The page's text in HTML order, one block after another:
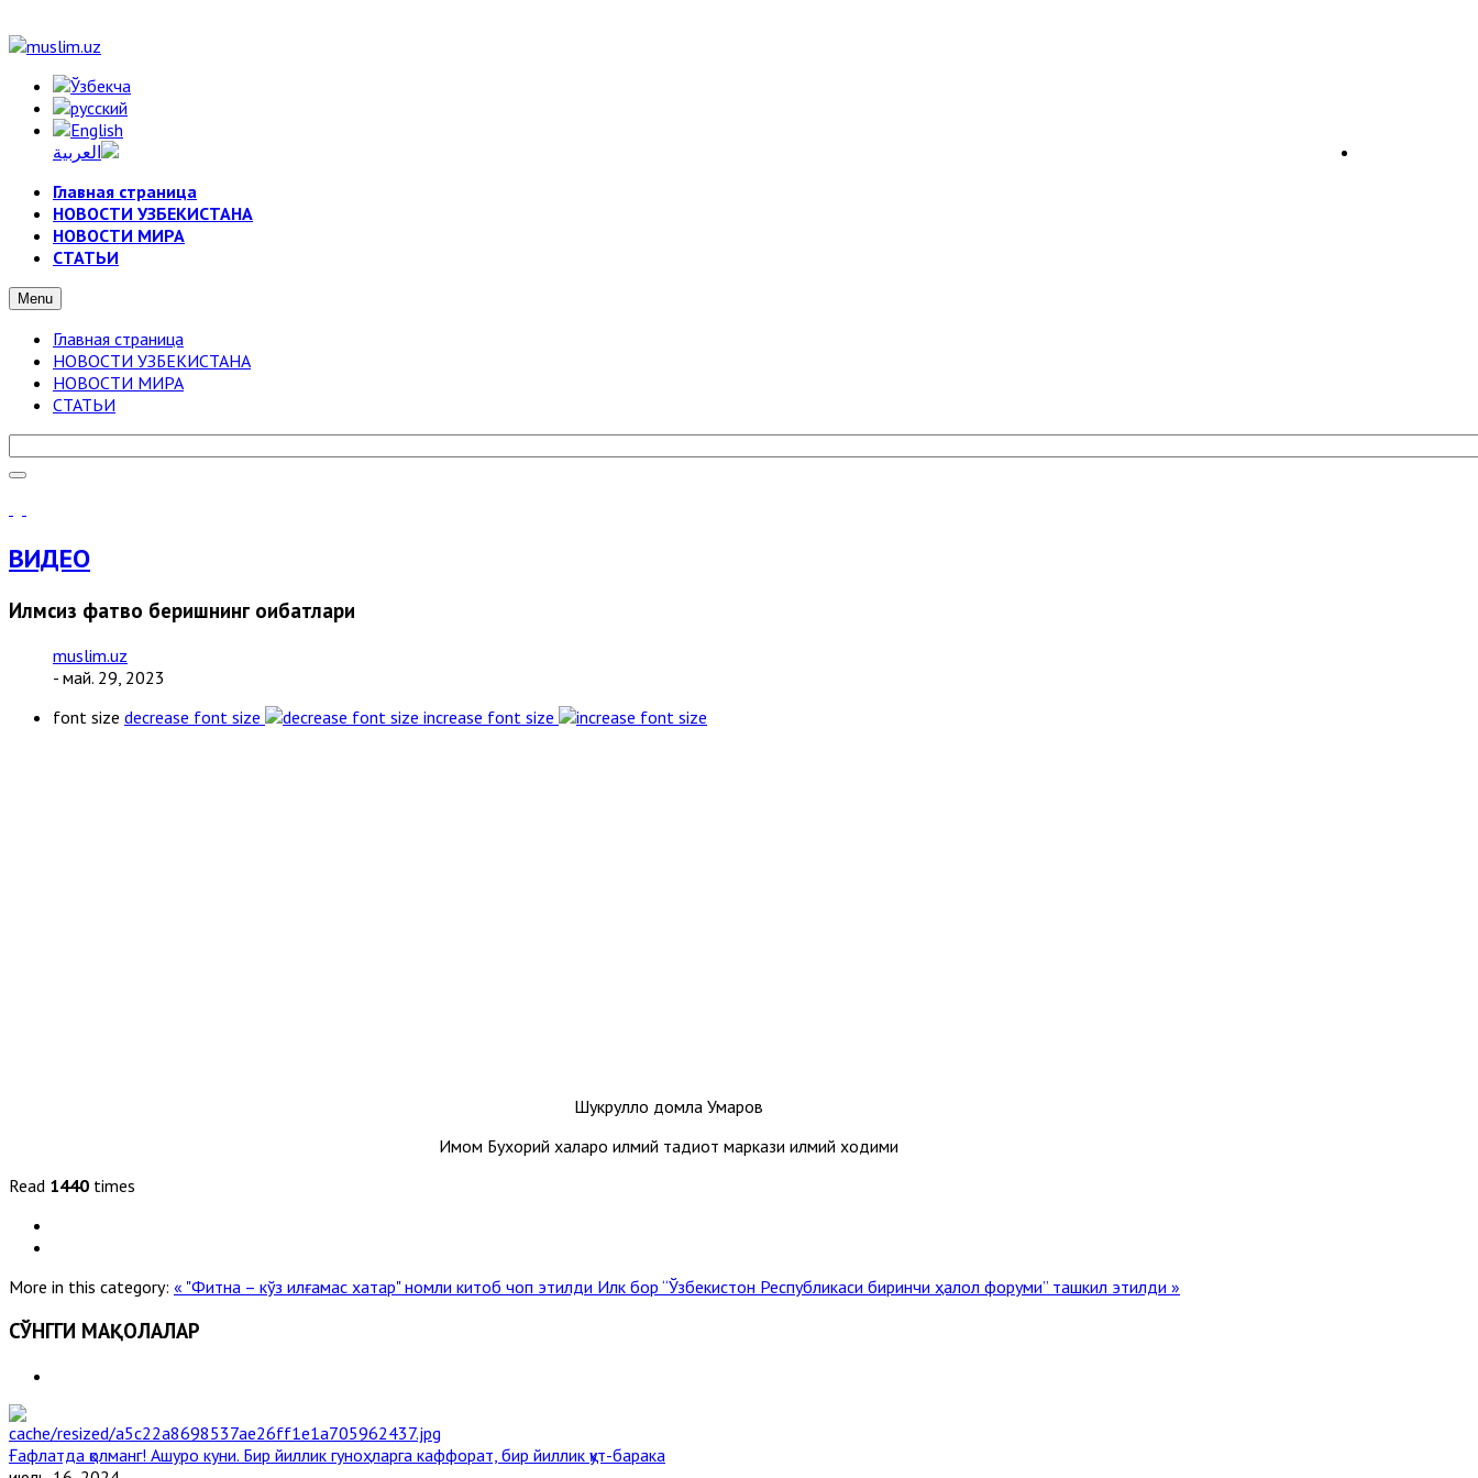
Главная страница
НОВОСТИ УЗБЕКИСТАНА
НОВОСТИ МИРА
СТАТЬИ
Menu
Главная страница
НОВОСТИ УЗБЕКИСТАНА
НОВОСТИ МИРА
СТАТЬИ
ВИДЕО
Илмсиз фатво беришнинг оқибатлари
muslim.uz
- май. 29, 2023
font size decrease font size increase font size
Шукрулло домла Умаров
Имом Бухорий халқаро илмий тадқиқот маркази илмий ходими
Read 1440 times
More in this category: « "Фитна – кўз илғамас хатар" номли китоб чоп этилди Илк бор “Ўзбекистон Республикаси биринчи ҳалол форуми” ташкил этилди »
СЎНГГИ МАҚОЛАЛАР
Ғафлатда қолманг! Ашуро куни. Бир йиллик гуноҳларга каффорат, бир йиллик қут-барака